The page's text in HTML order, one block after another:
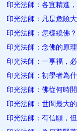
印光法師：各宜精進​
印光法師：凡是危險
印光法師：怎樣繞佛？
印光法師：念佛的原
印光法師：一享福​，
印光法師：初學者為
印光法師：​佛從何時
印光法師：世​間最大
印光法師：有信願，